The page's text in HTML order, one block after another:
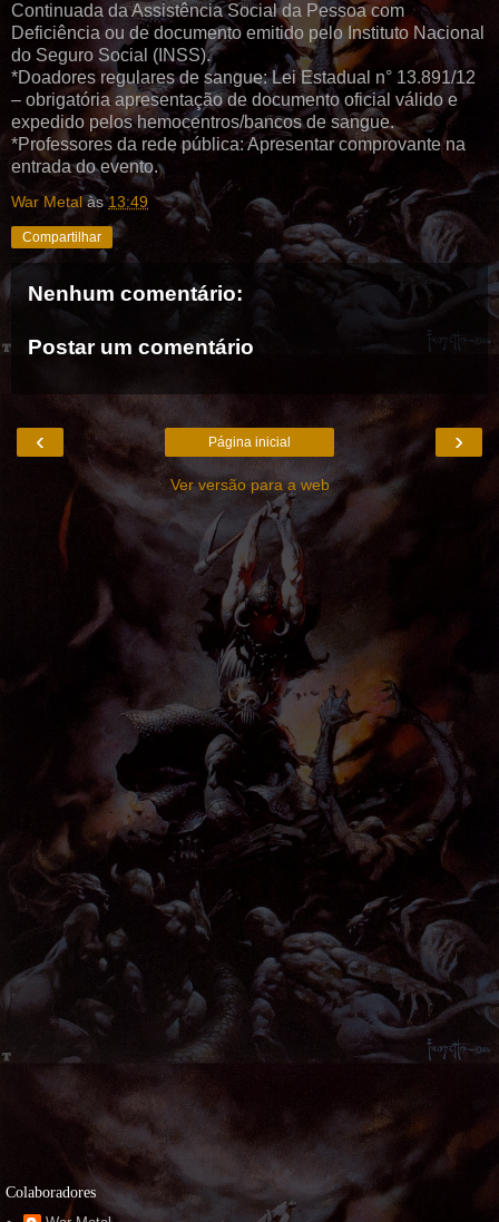
Continuada da Assistência Social da Pessoa com
Deficiência ou de documento emitido pelo Instituto Nacional
do Seguro Social (INSS).
*Doadores regulares de sangue: Lei Estadual n° 13.891/12
– obrigatória apresentação de documento oficial válido e
expedido pelos hemocentros/bancos de sangue.
*Professores da rede pública: Apresentar comprovante na
entrada do evento.
War Metal às13:49
Compartilhar
Nenhum comentário:
Postar um comentário
‹ ›
Página inicial
Ver versão para a web
Colaboradores